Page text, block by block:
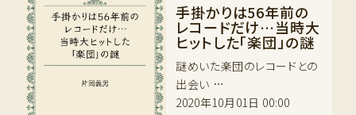
手掛かりは56年前の
レコードだけ…当時大
ヒットした「楽団」の謎
謎めいた楽団のレコードとの
出会い …
2020年10月01日 00:00